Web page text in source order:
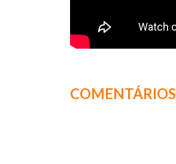
COMENTÁRIOS